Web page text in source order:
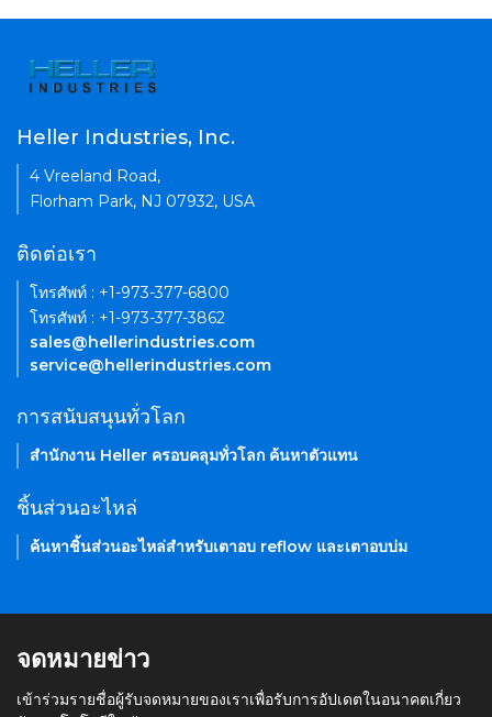
Heller Industries, Inc.
4 Vreeland Road,
Florham Park, NJ 07932, USA
ติดต่อเรา
โทรศัพท์ : +1-973-377-6800
โทรศัพท์ : +1-973-377-3862
sales@hellerindustries.com
service@hellerindustries.com
การสนับสนุนทั่วโลก
สำนักงาน Heller ครอบคลุมทั่วโลก ค้นหาตัวแทน
ชิ้นส่วนอะไหล่
ค้นหาชิ้นส่วนอะไหล่สำหรับเตาอบ reflow และเตาอบบ่ม
จดหมายข่าว
เข้าร่วมรายชื่อผู้รับจดหมายของเราเพื่อรับการอัปเดตในอนาคตเกี่ยว